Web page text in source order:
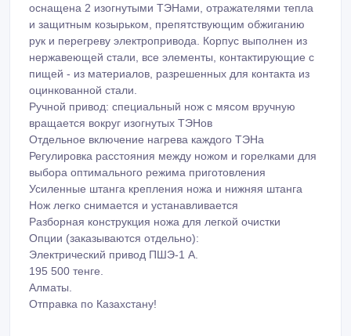
оснащена 2 изогнутыми ТЭНами, отражателями тепла
и защитным козырьком, препятствующим обжиганию
рук и перегреву электропривода. Корпус выполнен из
нержавеющей стали, все элементы, контактирующие с
пищей - из материалов, разрешенных для контакта из
оцинкованной стали.
Ручной привод: специальный нож с мясом вручную
вращается вокруг изогнутых ТЭНов
Отдельное включение нагрева каждого ТЭНа
Регулировка расстояния между ножом и горелками для
выбора оптимального режима приготовления
Усиленные штанга крепления ножа и нижняя штанга
Нож легко снимается и устанавливается
Разборная конструкция ножа для легкой очистки
Опции (заказываются отдельно):
Электрический привод ПШЭ-1 А.
195 500 тенге.
Алматы.
Отправка по Казахстану!